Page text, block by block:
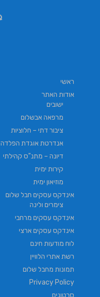
ראשי
אודות האתר
ישובים
מרפאה אבשלום
ציבור דתי – חלוציות
אנדרטת אוגדת הפלדה
דיונה – מתנ"ס קהילתי
קירות ימית
מוזיאון ימית
אינדקס עסקים חבל שלום
צימרים ולינה
אינדקס עסקים מרחבי
אינדקס עסקים ארצי
לוח מודעות חינם
רשת אתרי הלוויין
תמונות מחבל שלום
Privacy Policy
סרטונים